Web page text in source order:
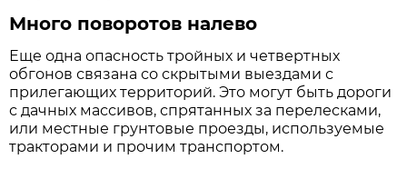
Много поворотов налево
Еще одна опасность тройных и четвертных
обгонов связана со скрытыми выездами с
прилегающих территорий. Это могут быть дороги
с дачных массивов, спрятанных за перелесками,
или местные грунтовые проезды, используемые
тракторами и прочим транспортом.